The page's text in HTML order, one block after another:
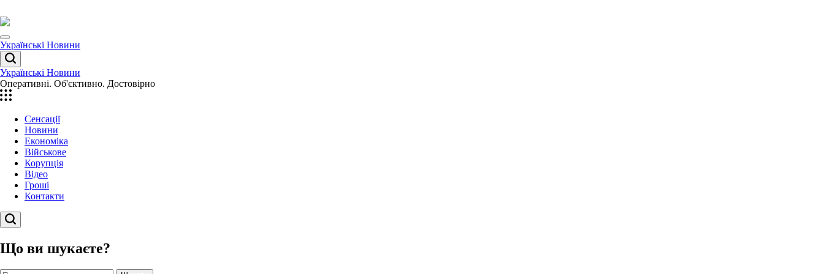
до
вмісту
Menu
Українські Новини
Пошук
Українські Новини
Оперативні. Об'єктивно. Достовірно
Сенсації
Новини
Економіка
Військове
Корупція
Відео
Гроші
Контакти
Пошук
Що ви шукаєте?